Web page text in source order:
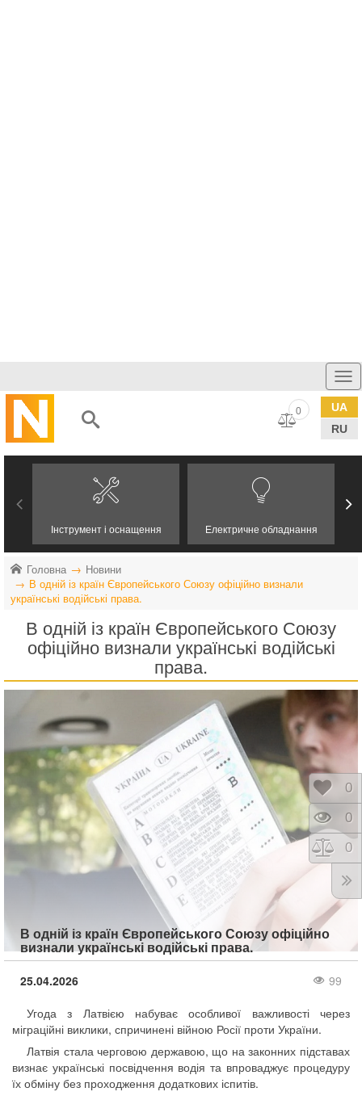
UA
RU
0
Інструмент і оснащення Електричне обладнання
Головна
Новини
В одній із країн Європейського Союзу офіційно визнали
українські водійські права.
В одній із країн Європейського Союзу
офіційно визнали українські водійські
права.
В одній із країн Європейського Союзу офіційно
визнали українські водійські права.
25.04.2026
99
Угода з Латвією набуває особливої важливості через
міграційні виклики, спричинені війною Росії проти України.
Латвія стала черговою державою, що на законних підставах
визнає українські посвідчення водія та впроваджує процедуру
їх обміну без проходження додаткових іспитів.
0
0
0